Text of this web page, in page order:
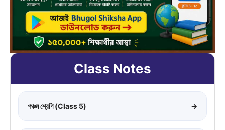
Class Notes
পঞ্চম শ্রেণি (Class 5) →